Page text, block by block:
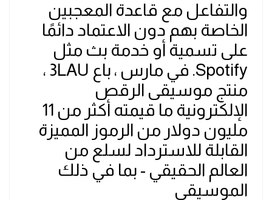
والتفاعل مع قاعدة المعجبين
الخاصة بهم دون الاعتماد دائمًا
على تسمية أو خدمة بث مثل
Spotify. في مارس ، باع 3LAU ،
منتج موسيقى الرقص
الإلكترونية ما قيمته أكثر من 11
مليون دولار من الرموز المميزة
القابلة للاسترداد لسلع من
العالم الحقيقي - بما في ذلك
الموسيقى